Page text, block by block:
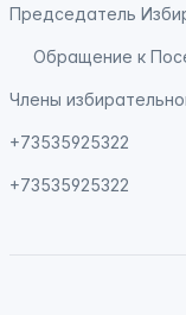
Председатель
Обращение к
Члены
+73535925322
+73535925322